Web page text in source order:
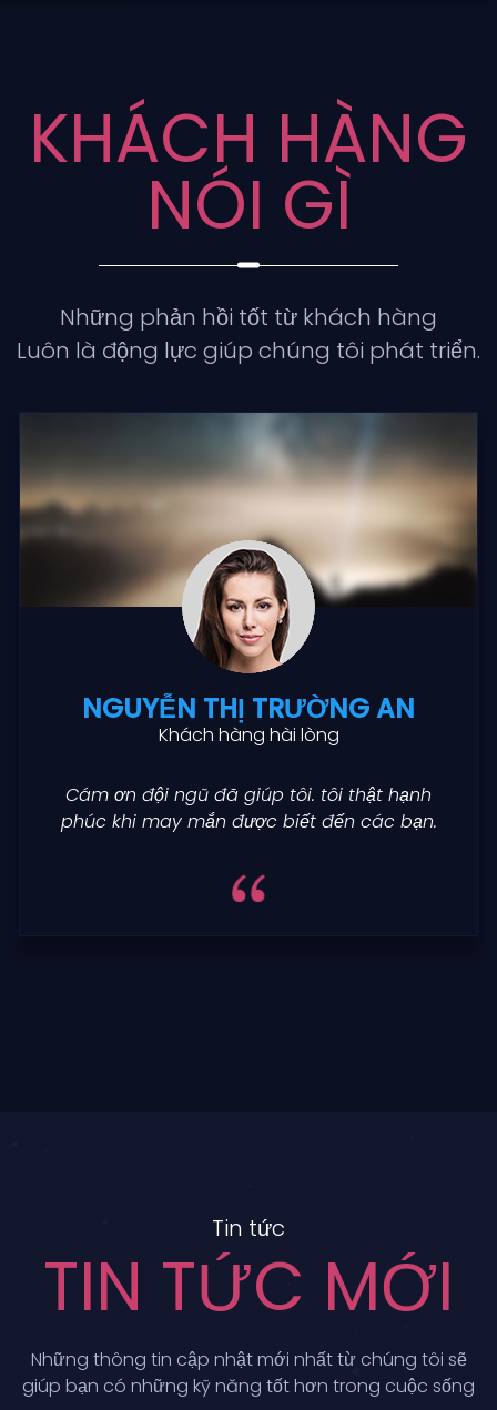
KHÁCH HÀNG
NÓI GÌ
Những phản hồi tốt từ khách hàng
Luôn là động lực giúp chúng tôi phát triển.
NGUYỄN THỊ TRƯỜNG AN
Khách hàng hài lòng
Cám ơn đội ngũ đã giúp tôi. tôi thật hạnh
phúc khi may mắn được biết đến các bạn.
Tin tức
TIN TỨC MỚI
Những thông tin cập nhật mới nhất từ chúng tôi sẽ
giúp bạn có những kỹ năng tốt hơn trong cuộc sống